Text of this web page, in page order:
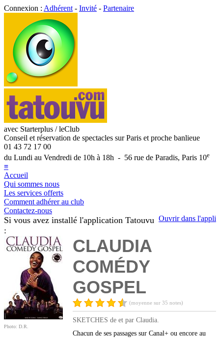
Connexion : Adhérent - Invité - Partenaire
avec Starterplus / leClub
Conseil et réservation de spectacles sur Paris et proche banlieue
01 43 72 17 00
du Lundi au Vendredi de 10h à 18h - 56 rue de Paradis, Paris 10e
≡
Accueil
Qui sommes nous
Les services offerts
Comment adhérer au club
Contactez-nous
Ouvrir dans l'appli
Si vous avez installé l'application Tatouvu
:
Photo: D.R.
CLAUDIA
COMÉDY
GOSPEL
(moyenne sur 35 notes)
SKETCHES de et par Claudia.
Chacun de ses passages sur Canal+ ou encore au